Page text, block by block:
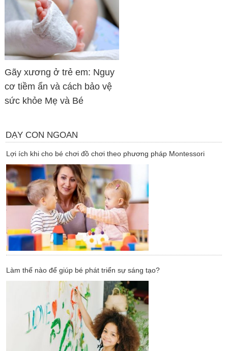
Gãy xương ở trẻ em: Nguy
cơ tiềm ẩn và cách bảo vệ
sức khỏe Mẹ và Bé
DẠY CON NGOAN
Lợi ích khi cho bé chơi đồ chơi theo phương pháp Montessori
Làm thế nào để giúp bé phát triển sự sáng tạo?